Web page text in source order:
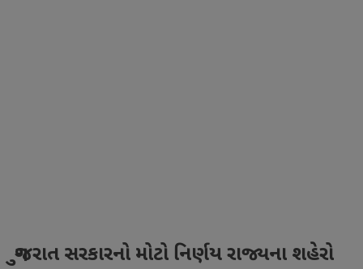
ગુજરાત સરકારનો મોટો નિર્ણય રાજ્યના શહેરો